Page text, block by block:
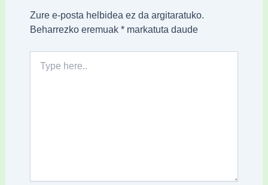
Zure e-posta helbidea ez da argitaratuko.
Beharrezko eremuak *markatuta daude
here..